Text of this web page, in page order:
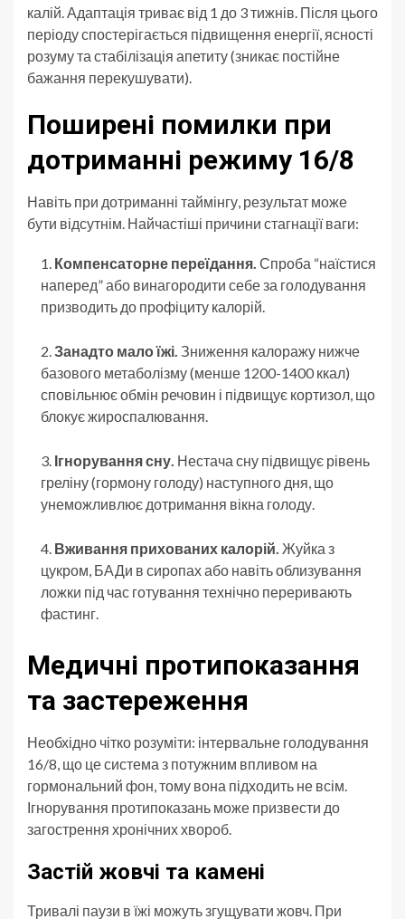
калій. Адаптація триває від 1 до 3 тижнів. Після цього
періоду спостерігається підвищення енергії, ясності
розуму та стабілізація апетиту (зникає постійне
бажання перекушувати).
Поширені помилки при
дотриманні режиму 16/8
Навіть при дотриманні таймінгу, результат може
бути відсутнім. Найчастіші причини стагнації ваги:
Компенсаторне переїдання. Спроба “наїстися
наперед” або винагородити себе за голодування
призводить до профіциту калорій.
Занадто мало їжі. Зниження калоражу нижче
базового метаболізму (менше 1200-1400 ккал)
сповільнює обмін речовин і підвищує кортизол, що
блокує жироспалювання.
Ігнорування сну. Нестача сну підвищує рівень
греліну (гормону голоду) наступного дня, що
унеможливлює дотримання вікна голоду.
Вживання прихованих калорій. Жуйка з
цукром, БАДи в сиропах або навіть облизування
ложки під час готування технічно переривають
фастинг.
Медичні протипоказання
та застереження
Необхідно чітко розуміти: інтервальне голодування
16/8, що це система з потужним впливом на
гормональний фон, тому вона підходить не всім.
Ігнорування протипоказань може призвести до
загострення хронічних хвороб.
Застій жовчі та камені
Тривалі паузи в їжі можуть згущувати жовч. При